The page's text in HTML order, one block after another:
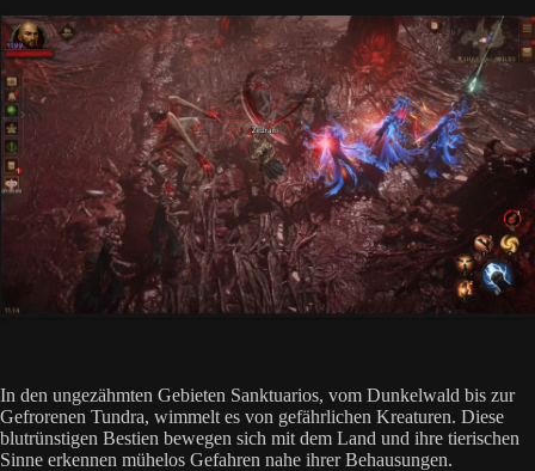
In den ungezähmten Gebieten Sanktuarios, vom Dunkelwald bis zur
Gefrorenen Tundra, wimmelt es von gefährlichen Kreaturen. Diese
blutrünstigen Bestien bewegen sich mit dem Land und ihre tierischen
Sinne erkennen mühelos Gefahren nahe ihrer Behausungen.